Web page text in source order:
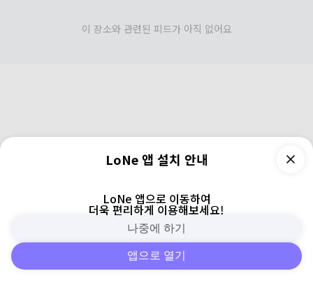
이 장소와 관련된 피드가 아직 없어요
피드 주변 검색 로그인
LoNe 앱 설치 안내
LoNe 앱으로 이동하여
더욱 편리하게 이용해보세요!
나중에 하기
앱으로 열기